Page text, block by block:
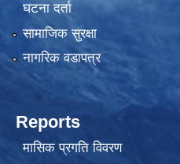
घटना दर्ता
सामाजिक सुरक्षा
नागरिक वडापत्र
Reports
मासिक प्रगति विवरण